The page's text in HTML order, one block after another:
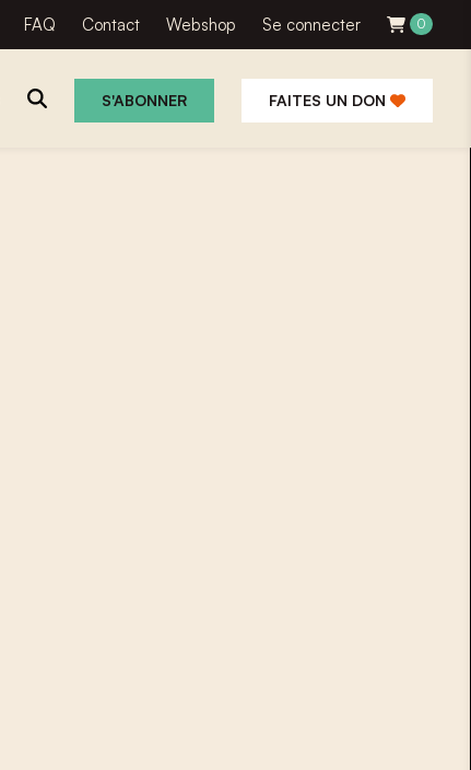
FAQ Contact Webshop Se connecter 0
S'ABONNER FAITES UN DON